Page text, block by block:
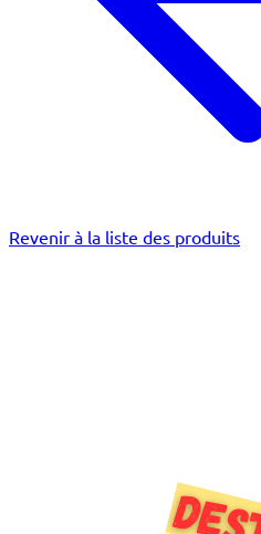
Revenir à la liste des produits